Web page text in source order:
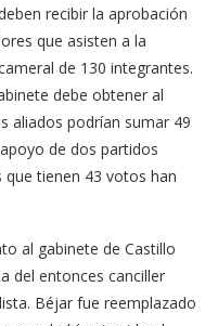
recibir la aprobación
que asisten a la
de 130 integrantes.
debe obtener al
aliados podrían sumar 49
de dos partidos
que tienen 43 votos han
al gabinete de Castillo
del entonces canciller
Béjar fue reemplazado